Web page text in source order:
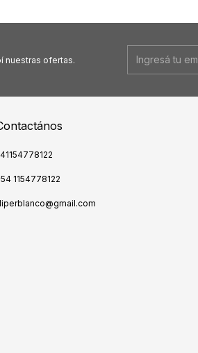
nuestras ofertas.
1154778122